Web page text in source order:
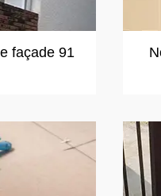
façade 91